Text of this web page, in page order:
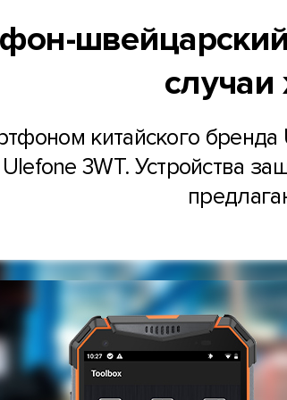
китайского бренда
3WT. Устройства